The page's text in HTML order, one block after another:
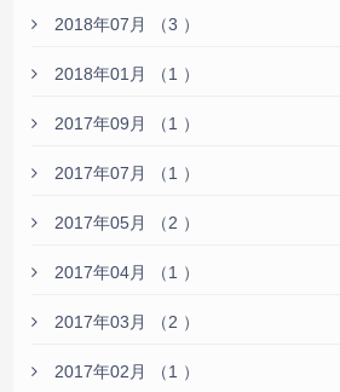
2018年07月 （3 ）
2018年01月 （1 ）
2017年09月 （1 ）
2017年07月 （1 ）
2017年05月 （2 ）
2017年04月 （1 ）
2017年03月 （2 ）
2017年02月 （1 ）